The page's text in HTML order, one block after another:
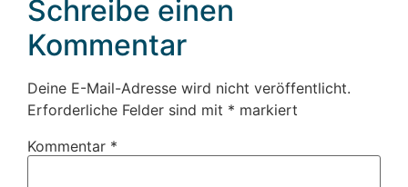
Schreibe einen
Kommentar
Deine E-Mail-Adresse wird nicht veröffentlicht.
Erforderliche Felder sind mit * markiert
Kommentar *